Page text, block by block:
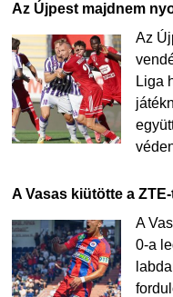
Az Újpest majdnem
Az
Liga
A Vasas kiütötte a
A
0-a